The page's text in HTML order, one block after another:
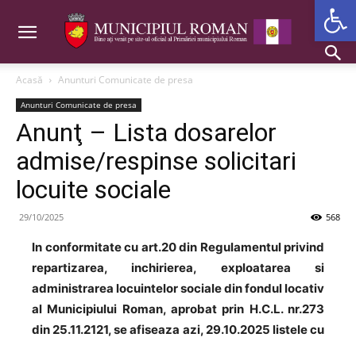
Acasă Anunturi Comunicate de presa
Anunturi Comunicate de presa
Anunţ – Lista dosarelor
admise/respinse solicitari
locuite sociale
29/10/2025 568
In conformitate cu art.20 din Regulamentul privind
repartizarea, inchirierea, exploatarea si
administrarea locuintelor sociale din fondul locativ
al Municipiului Roman, aprobat prin H.C.L. nr.273
din 25.11.2121, se afiseaza azi, 29.10.2025 listele cu